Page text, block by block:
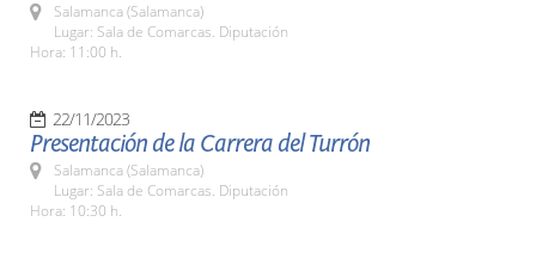
Salamanca (Salamanca)
Lugar: Sala de Comarcas. Diputación
Hora: 11:00 h.
22/11/2023
Presentación de la Carrera del Turrón
Salamanca (Salamanca)
Lugar: Sala de Comarcas. Diputación
Hora: 10:30 h.